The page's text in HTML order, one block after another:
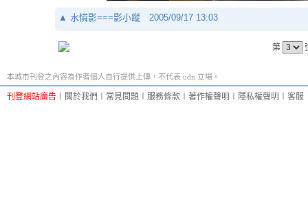
▲ 水憐影===影小蹤 2005/09/17 13:03
第
本城市刊登之內容為作者個人自行提供上傳，不代表 udn 立場。
刊登網站廣告 關於我們 常見問題 服務條款 著作權聲明 隱私權聲明 客服